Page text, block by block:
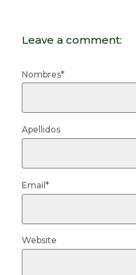
Leave a comment:
Nombres*
Apellidos
Email *
Website